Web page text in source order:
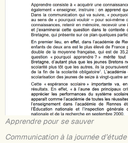
Apprendre pour se sauver
Communication à la journée